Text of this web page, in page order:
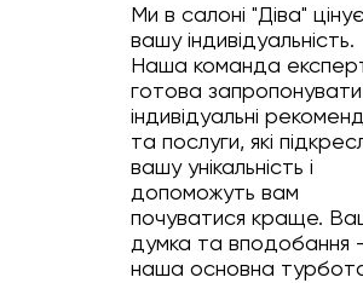
Ми в салоні "Діва"
вашу індивідуальність.
Наша команда
готова
індивідуальні
та послуги, які
вашу унікальність і
допоможуть вам
почуватися краще.
думка та вподобання -
наша основна